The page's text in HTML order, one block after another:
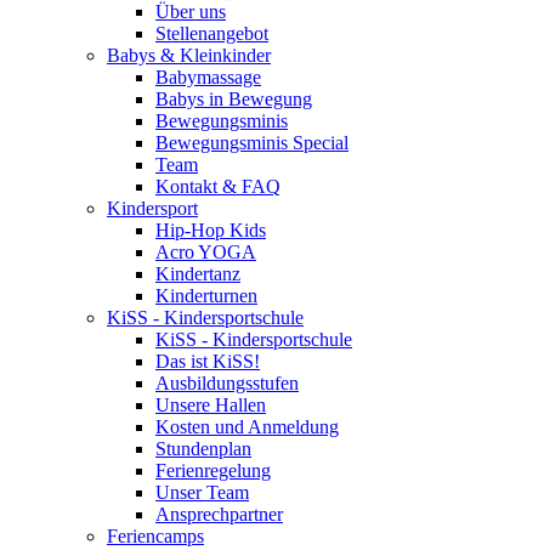
Über uns
Stellenangebot
Babys & Kleinkinder
Babymassage
Babys in Bewegung
Bewegungsminis
Bewegungsminis Special
Team
Kontakt & FAQ
Kindersport
Hip-Hop Kids
Acro YOGA
Kindertanz
Kinderturnen
KiSS - Kindersportschule
KiSS - Kindersportschule
Das ist KiSS!
Ausbildungsstufen
Unsere Hallen
Kosten und Anmeldung
Stundenplan
Ferienregelung
Unser Team
Ansprechpartner
Feriencamps